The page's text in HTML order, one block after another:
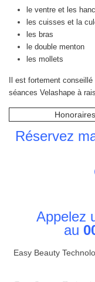
le ventre et les
les cuisses et la
les bras
le double menton
les mollets
Il est fortement
séances Velashape à
Réservez
Appelez
au
Easy Beauty